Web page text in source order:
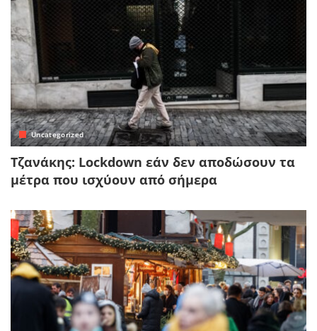
Uncategorized
Τζανάκης: Lockdown εάν δεν αποδώσουν τα
μέτρα που ισχύουν από σήμερα